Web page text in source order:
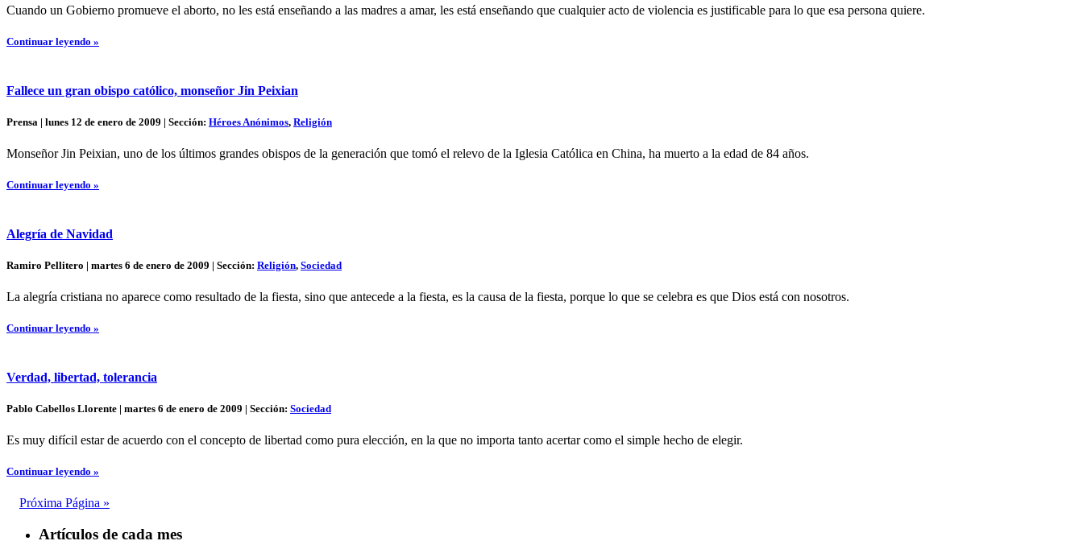
Cuando un Gobierno promueve el aborto, no les está enseñando a las madres a amar, les está enseñando que cualquier acto de violencia es justificable para lo que esa persona quiere.
Continuar leyendo »
Fallece un gran obispo católico, monseñor Jin Peixian
Prensa | lunes 12 de enero de 2009 | Sección: Héroes Anónimos, Religión
Monseñor Jin Peixian, uno de los últimos grandes obispos de la generación que tomó el relevo de la Iglesia Católica en China, ha muerto a la edad de 84 años.
Continuar leyendo »
Alegría de Navidad
Ramiro Pellitero | martes 6 de enero de 2009 | Sección: Religión, Sociedad
La alegría cristiana no aparece como resultado de la fiesta, sino que antecede a la fiesta, es la causa de la fiesta, porque lo que se celebra es que Dios está con nosotros.
Continuar leyendo »
Verdad, libertad, tolerancia
Pablo Cabellos Llorente | martes 6 de enero de 2009 | Sección: Sociedad
Es muy difícil estar de acuerdo con el concepto de libertad como pura elección, en la que no importa tanto acertar como el simple hecho de elegir.
Continuar leyendo »
Próxima Página »
Artículos de cada mes